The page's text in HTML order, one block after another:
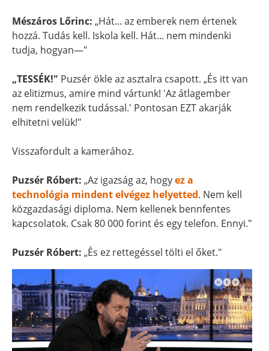
Mészáros Lőrinc: „Hát... az emberek nem értenek
hozzá. Tudás kell. Iskola kell. Hát... nem mindenki
tudja, hogyan—"
„TESSÉK!" Puzsér ökle az asztalra csapott. „És itt van
az elitizmus, amire mind vártunk! 'Az átlagember
nem rendelkezik tudással.' Pontosan EZT akarják
elhitetni velük!"
Visszafordult a kamerához.
Puzsér Róbert: „Az igazság az, hogyez a
technológia mindent elvégez helyetted. Nem kell
közgazdasági diploma. Nem kellenek bennfentes
kapcsolatok. Csak 80 000 forint és egy telefon. Ennyi."
Puzsér Róbert: „És ez rettegéssel tölti el őket."